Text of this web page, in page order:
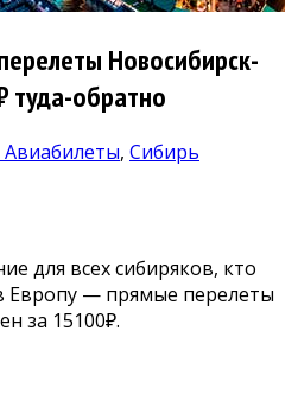
Новосибирск-
туда-обратно
Авиабилеты, Сибирь
для всех сибиряков, кто
Европу — прямые перелеты
за 15100₽.